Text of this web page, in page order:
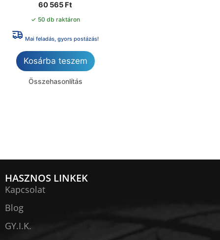
60 565 Ft
✓ 50 db raktáron
Mai feladás, gyors postázás!
Kosárba teszem
Összehasonlítás
HASZNOS LINKEK
Kapcsolat
Blog
GY.I.K.